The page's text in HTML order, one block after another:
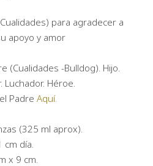
para agradecer a
apoyo y amor
(Cualidades -Bulldog). Hijo.
Héroe.
Padre Aquí.
(325 ml aprox).
día.
x 9 cm.